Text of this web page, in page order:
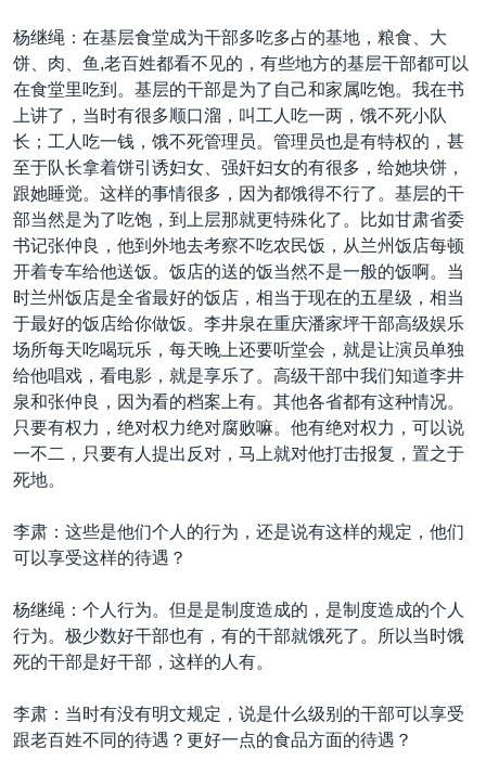
杨继绳：在基层食堂成为干部多吃多占的基地，粮食、大
饼、肉、鱼,老百姓都看不见的，有些地方的基层干部都可以
在食堂里吃到。基层的干部是为了自己和家属吃饱。我在书
上讲了，当时有很多顺口溜，叫工人吃一两，饿不死小队
长；工人吃一钱，饿不死管理员。管理员也是有特权的，甚
至于队长拿着饼引诱妇女、强奸妇女的有很多，给她块饼，
跟她睡觉。这样的事情很多，因为都饿得不行了。基层的干
部当然是为了吃饱，到上层那就更特殊化了。比如甘肃省委
书记张仲良，他到外地去考察不吃农民饭，从兰州饭店每顿
开着专车给他送饭。饭店的送的饭当然不是一般的饭啊。当
时兰州饭店是全省最好的饭店，相当于现在的五星级，相当
于最好的饭店给你做饭。李井泉在重庆潘家坪干部高级娱乐
场所每天吃喝玩乐，每天晚上还要听堂会，就是让演员单独
给他唱戏，看电影，就是享乐了。高级干部中我们知道李井
泉和张仲良，因为看的档案上有。其他各省都有这种情况。
只要有权力，绝对权力绝对腐败嘛。他有绝对权力，可以说
一不二，只要有人提出反对，马上就对他打击报复，置之于
死地。
李肃：这些是他们个人的行为，还是说有这样的规定，他们
可以享受这样的待遇？
杨继绳：个人行为。但是是制度造成的，是制度造成的个人
行为。极少数好干部也有，有的干部就饿死了。所以当时饿
死的干部是好干部，这样的人有。
李肃：当时有没有明文规定，说是什么级别的干部可以享受
跟老百姓不同的待遇？更好一点的食品方面的待遇？